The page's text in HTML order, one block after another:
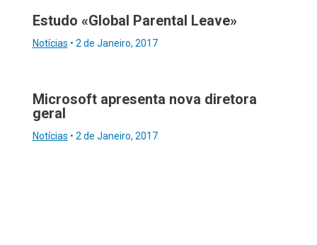
Estudo «Global Parental Leave»
Notícias • 2 de Janeiro, 2017
Microsoft apresenta nova diretora
geral
Notícias • 2 de Janeiro, 2017